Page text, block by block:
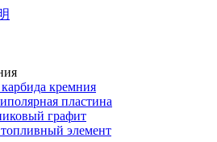
кремния
пластина
графит
элемент